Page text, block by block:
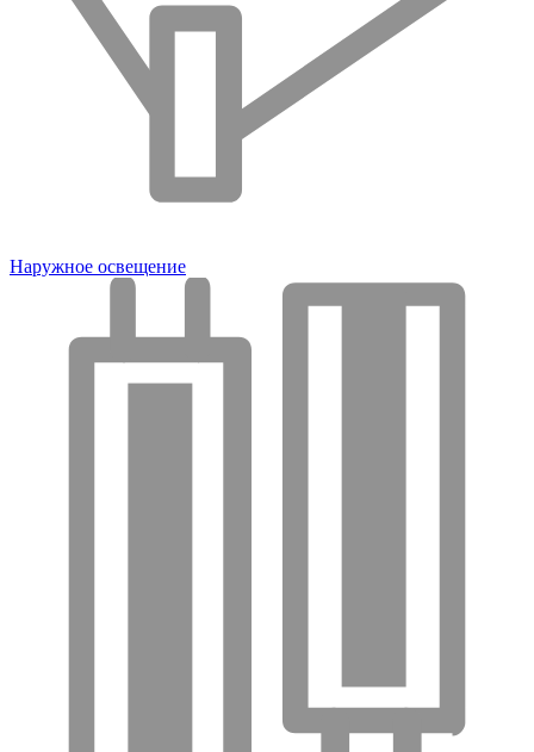
Наружное освещение